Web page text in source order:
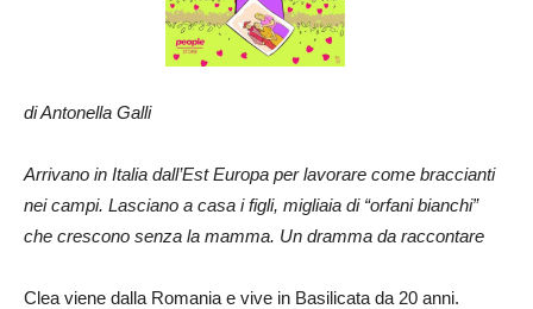
di Antonella Galli
Arrivano in Italia dall’Est Europa per lavorare come braccianti
nei campi. Lasciano a casa i figli, migliaia di “orfani bianchi”
che crescono senza la mamma. Un dramma da raccontare
Clea viene dalla Romania e vive in Basilicata da 20 anni.